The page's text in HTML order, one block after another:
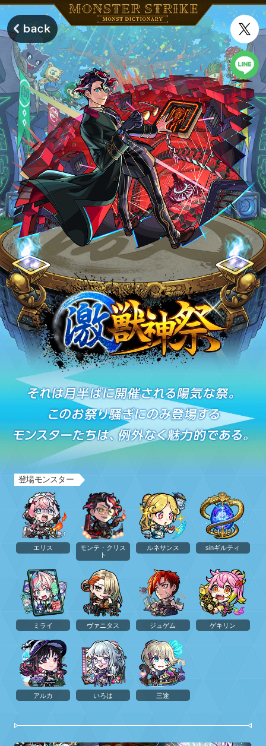
それは月半ばに開催される特別な祭。このお祭り騒ぎにのみ登場するモンスターたちは、例外なく
登場モンスター
エリス
モンテ・クリス
ト
ルネサンス sinギルティ
ミライ ヴァニタス ジュゲム ゲキリン
アルカ いろは 三途